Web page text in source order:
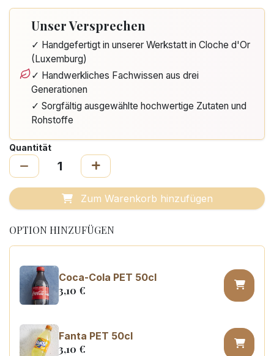
Unser Versprechen
✓ Handgefertigt in unserer Werkstatt in Cloche d'Or
(Luxemburg)
✓ Handwerkliches Fachwissen aus drei
Generationen
✓ Sorgfältig ausgewählte hochwertige Zutaten und
Rohstoffe
Quantität
Zum Warenkorb hinzufügen
OPTION HINZUFÜGEN
Coca-Cola PET 50cl
3,10 €
Fanta PET 50cl
3,10 €